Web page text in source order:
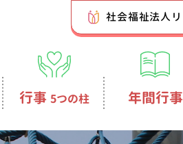
社会福祉法人
行事 5つの柱 年間行事